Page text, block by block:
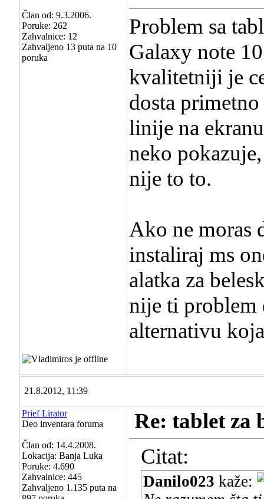
Član od: 9.3.2006.
Poruke: 262
Zahvalnice: 12
Zahvaljeno 13 puta na 10
poruka
Problem sa
Galaxy note
kvalitetniji je
dosta
linije na
neko
nije to to.
Ako ne moras
instaliraj ms
alatka za
nije ti problem
alternativu
21.8.2012, 11:39
Prief Lirator
Deo inventara foruma
Član od: 14.4.2008.
Lokacija: Banja Luka
Poruke: 4.690
Zahvalnice: 445
Zahvaljeno 1.135 puta na
Re: tablet za
Citat:
Danilo023 kaže: